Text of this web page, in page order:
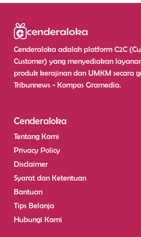
Cenderaloka adalah platform C2C
Customer) yang menyediakan
produk kerajinan dan UMKM secara
Tribunnews - Kompas Gramedia.
Cenderaloka
Tentang Kami
Privacy Policy
Disclaimer
Syarat dan Ketentuan
Bantuan
Tips Belanja
Hubungi Kami